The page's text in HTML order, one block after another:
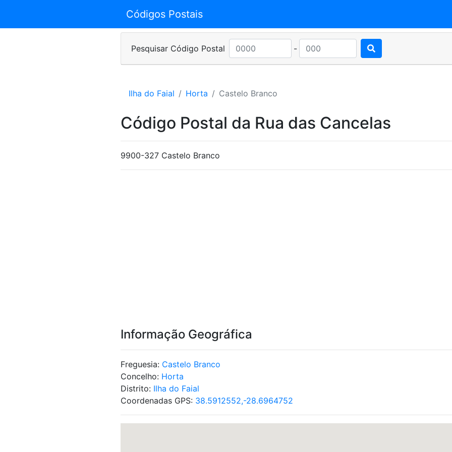
Códigos Postais
Pesquisar Código Postal -
Ilha do Faial Horta Castelo Branco
Código Postal da Rua das Cancelas
9900-327 Castelo Branco
Informação Geográfica
Freguesia: Castelo Branco
Concelho: Horta
Distrito: Ilha do Faial
Coordenadas GPS: 38.5912552,-28.6964752